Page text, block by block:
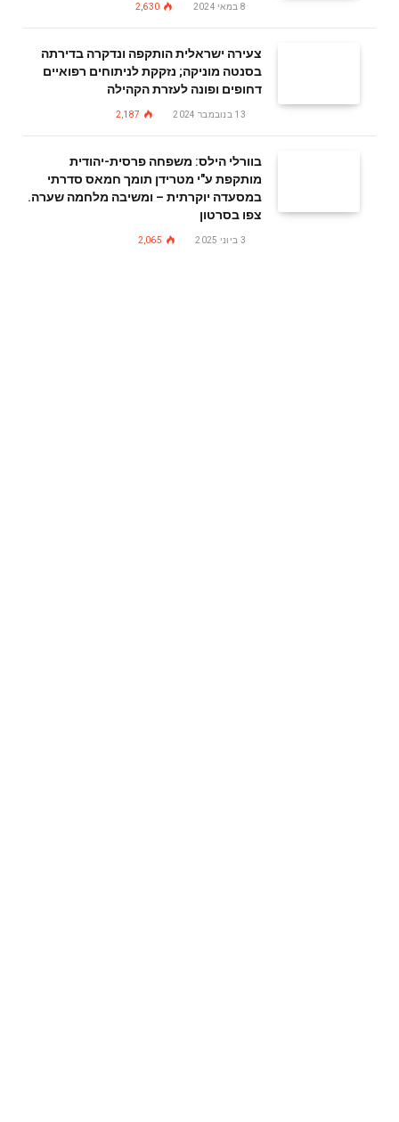
8 במאי 2024 2,630
צעירה ישראלית הותקפה ונדקרה בדירתה
בסנטה מוניקה; נזקקת לניתוחים רפואיים
דחופים ופונה לעזרת הקהילה
13 בנובמבר 2024 2,187
בוורלי הילס: משפחה פרסית-יהודית
מותקפת ע"י מטרידן תומך חמאס סדרתי
במסעדה יוקרתית – ומשיבה מלחמה שערה.
צפו בסרטון
3 ביוני 2025 2,065